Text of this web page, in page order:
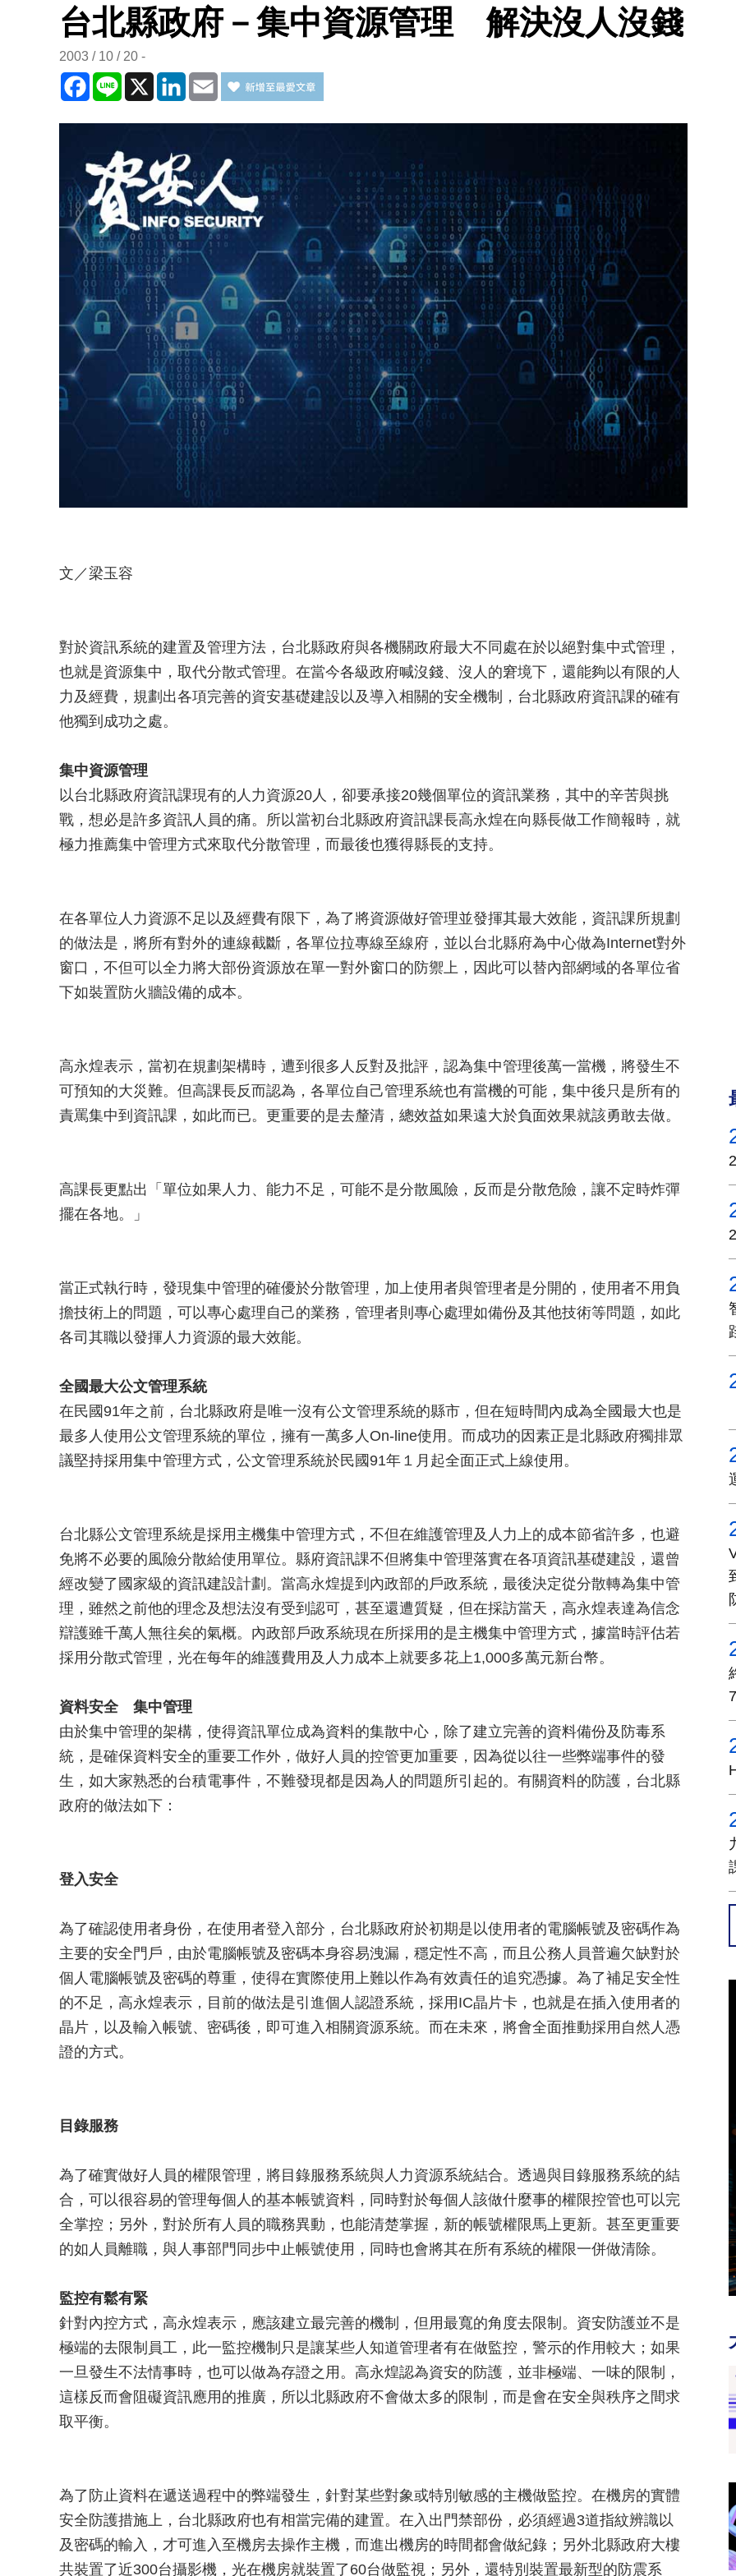
台北縣政府－集中資源管理 解決沒人沒錢
2003 / 10 / 20
Facebook
Line X LinkedInEmail
文／梁玉容
對於資訊系統的建置及管理方法，台北縣政府與各機關政府最大不同處在於以絕對集中式管理，
也就是資源集中，取代分散式管理。在當今各級政府喊沒錢、沒人的窘境下，還能夠以有限的人
力及經費，規劃出各項完善的資安基礎建設以及導入相關的安全機制，台北縣政府資訊課的確有
他獨到成功之處。
集中資源管理
以台北縣政府資訊課現有的人力資源20人，卻要承接20幾個單位的資訊業務，其中的辛苦與挑
戰，想必是許多資訊人員的痛。所以當初台北縣政府資訊課長高永煌在向縣長做工作簡報時，就
極力推薦集中管理方式來取代分散管理，而最後也獲得縣長的支持。
在各單位人力資源不足以及經費有限下，為了將資源做好管理並發揮其最大效能，資訊課所規劃
的做法是，將所有對外的連線截斷，各單位拉專線至線府，並以台北縣府為中心做為Internet對外
窗口，不但可以全力將大部份資源放在單一對外窗口的防禦上，因此可以替內部網域的各單位省
下如裝置防火牆設備的成本。
高永煌表示，當初在規劃架構時，遭到很多人反對及批評，認為集中管理後萬一當機，將發生不
可預知的大災難。但高課長反而認為，各單位自己管理系統也有當機的可能，集中後只是所有的
責罵集中到資訊課，如此而已。更重要的是去釐清，總效益如果遠大於負面效果就該勇敢去做。
高課長更點出「單位如果人力、能力不足，可能不是分散風險，反而是分散危險，讓不定時炸彈
擺在各地。」
當正式執行時，發現集中管理的確優於分散管理，加上使用者與管理者是分開的，使用者不用負
擔技術上的問題，可以專心處理自己的業務，管理者則專心處理如備份及其他技術等問題，如此
各司其職以發揮人力資源的最大效能。
全國最大公文管理系統
在民國91年之前，台北縣政府是唯一沒有公文管理系統的縣市，但在短時間內成為全國最大也是
最多人使用公文管理系統的單位，擁有一萬多人On-line使用。而成功的因素正是北縣政府獨排眾
議堅持採用集中管理方式，公文管理系統於民國91年１月起全面正式上線使用。
台北縣公文管理系統是採用主機集中管理方式，不但在維護管理及人力上的成本節省許多，也避
免將不必要的風險分散給使用單位。縣府資訊課不但將集中管理落實在各項資訊基礎建設，還曾
經改變了國家級的資訊建設計劃。當高永煌提到內政部的戶政系統，最後決定從分散轉為集中管
理，雖然之前他的理念及想法沒有受到認可，甚至還遭質疑，但在採訪當天，高永煌表達為信念
辯護雖千萬人無往矣的氣概。內政部戶政系統現在所採用的是主機集中管理方式，據當時評估若
採用分散式管理，光在每年的維護費用及人力成本上就要多花上1,000多萬元新台幣。
資料安全 集中管理
由於集中管理的架構，使得資訊單位成為資料的集散中心，除了建立完善的資料備份及防毒系
統，是確保資料安全的重要工作外，做好人員的控管更加重要，因為從以往一些弊端事件的發
生，如大家熟悉的台積電事件，不難發現都是因為人的問題所引起的。有關資料的防護，台北縣
政府的做法如下：
登入安全
為了確認使用者身份，在使用者登入部分，台北縣政府於初期是以使用者的電腦帳號及密碼作為
主要的安全門戶，由於電腦帳號及密碼本身容易洩漏，穩定性不高，而且公務人員普遍欠缺對於
個人電腦帳號及密碼的尊重，使得在實際使用上難以作為有效責任的追究憑據。為了補足安全性
的不足，高永煌表示，目前的做法是引進個人認證系統，採用IC晶片卡，也就是在插入使用者的
晶片，以及輸入帳號、密碼後，即可進入相關資源系統。而在未來，將會全面推動採用自然人憑
證的方式。
目錄服務
為了確實做好人員的權限管理，將目錄服務系統與人力資源系統結合。透過與目錄服務系統的結
合，可以很容易的管理每個人的基本帳號資料，同時對於每個人該做什麼事的權限控管也可以完
全掌控；另外，對於所有人員的職務異動，也能清楚掌握，新的帳號權限馬上更新。甚至更重要
的如人員離職，與人事部門同步中止帳號使用，同時也會將其在所有系統的權限一併做清除。
監控有鬆有緊
針對內控方式，高永煌表示，應該建立最完善的機制，但用最寬的角度去限制。資安防護並不是
極端的去限制員工，此一監控機制只是讓某些人知道管理者有在做監控，警示的作用較大；如果
一旦發生不法情事時，也可以做為存證之用。高永煌認為資安的防護，並非極端、一味的限制，
這樣反而會阻礙資訊應用的推廣，所以北縣政府不會做太多的限制，而是會在安全與秩序之間求
取平衡。
為了防止資料在遞送過程中的弊端發生，針對某些對象或特別敏感的主機做監控。在機房的實體
安全防護措施上，台北縣政府也有相當完備的建置。在入出門禁部份，必須經過3道指紋辨識以
及密碼的輸入，才可進入至機房去操作主機，而進出機房的時間都會做紀錄；另外北縣政府大樓
共裝置了近300台攝影機，光在機房就裝置了60台做監視；另外，還特別裝置最新型的防震系